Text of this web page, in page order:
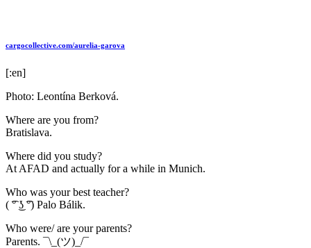
cargocollective.com/aurelia-garova
[:en]
Photo: Leontína Berková.
Where are you from?
Bratislava.
Where did you study?
At AFAD and actually for a while in Munich.
Who was your best teacher?
( ͡° ͜ʖ ͡°) Palo Bálik.
Who were/ are your parents?
Parents. ¯\_(ツ)_/¯